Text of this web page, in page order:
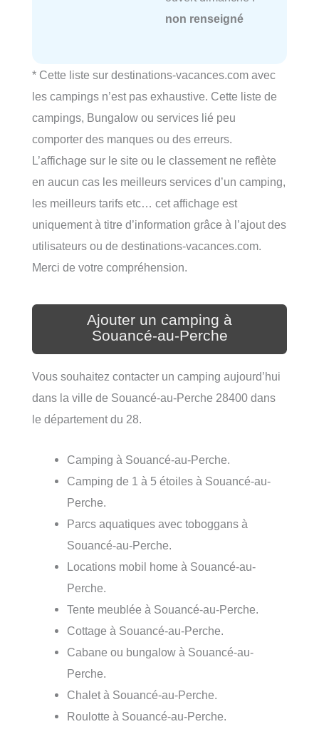
non renseigné
* Cette liste sur destinations-vacances.com avec
les campings n’est pas exhaustive. Cette liste de
campings, Bungalow ou services lié peu
comporter des manques ou des erreurs.
L’affichage sur le site ou le classement ne reflète
en aucun cas les meilleurs services d’un camping,
les meilleurs tarifs etc… cet affichage est
uniquement à titre d’information grâce à l’ajout des
utilisateurs ou de destinations-vacances.com.
Merci de votre compréhension.
Ajouter un camping à
Souancé-au-Perche
Vous souhaitez contacter un camping aujourd’hui
dans la ville de Souancé-au-Perche 28400 dans
le département du 28.
Camping à Souancé-au-Perche.
Camping de 1 à 5 étoiles à Souancé-au-
Perche.
Parcs aquatiques avec toboggans à
Souancé-au-Perche.
Locations mobil home à Souancé-au-
Perche.
Tente meublée à Souancé-au-Perche.
Cottage à Souancé-au-Perche.
Cabane ou bungalow à Souancé-au-
Perche.
Chalet à Souancé-au-Perche.
Roulotte à Souancé-au-Perche.